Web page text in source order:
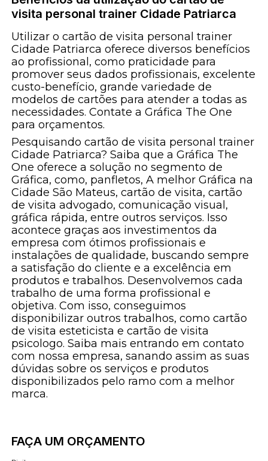
visita personal trainer Cidade Patriarca
Utilizar o cartão de visita personal trainer
Cidade Patriarca oferece diversos benefícios
ao profissional, como praticidade para
promover seus dados profissionais, excelente
custo-benefício, grande variedade de
modelos de cartões para atender a todas as
necessidades. Contate a Gráfica The One
para orçamentos.
Pesquisando cartão de visita personal trainer
Cidade Patriarca? Saiba que a Gráfica The
One oferece a solução no segmento de
Gráfica, como, panfletos, A melhor Gráfica na
Cidade São Mateus, cartão de visita, cartão
de visita advogado, comunicação visual,
gráfica rápida, entre outros serviços. Isso
acontece graças aos investimentos da
empresa com ótimos profissionais e
instalações de qualidade, buscando sempre
a satisfação do cliente e a excelência em
produtos e trabalhos. Desenvolvemos cada
trabalho de uma forma profissional e
objetiva. Com isso, conseguimos
disponibilizar outros trabalhos, como cartão
de visita esteticista e cartão de visita
psicologo. Saiba mais entrando em contato
com nossa empresa, sanando assim as suas
dúvidas sobre os serviços e produtos
disponibilizados pelo ramo com a melhor
marca.
FAÇA UM ORÇAMENTO